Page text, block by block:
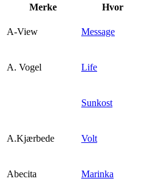
Åpningstider
Praktisk informasjon
Min Shopping-app
Merke
Hvor
A-View Message
A. Vogel Life
Sunkost
A.Kjærbede Volt
Abecita Marinka